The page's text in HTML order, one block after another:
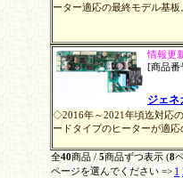
ーター適応の最終モデル基
情報更
[商品番
ジェ
◇2016年～2021年頃迄対応
ードタイプのヒーターが適
全40商品 / 5商品ずつ表示 (8
ページを選んでください => 1